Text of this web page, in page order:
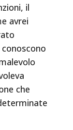
il
avrei
che